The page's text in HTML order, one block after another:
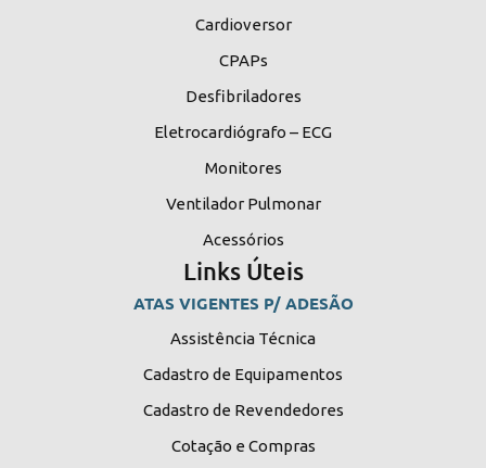
Cardioversor
CPAPs
Desfibriladores
Eletrocardiógrafo – ECG
Monitores
Ventilador Pulmonar
Acessórios
Links Úteis
ATAS VIGENTES P/ ADESÃO
Assistência Técnica
Cadastro de Equipamentos
Cadastro de Revendedores
Cotação e Compras